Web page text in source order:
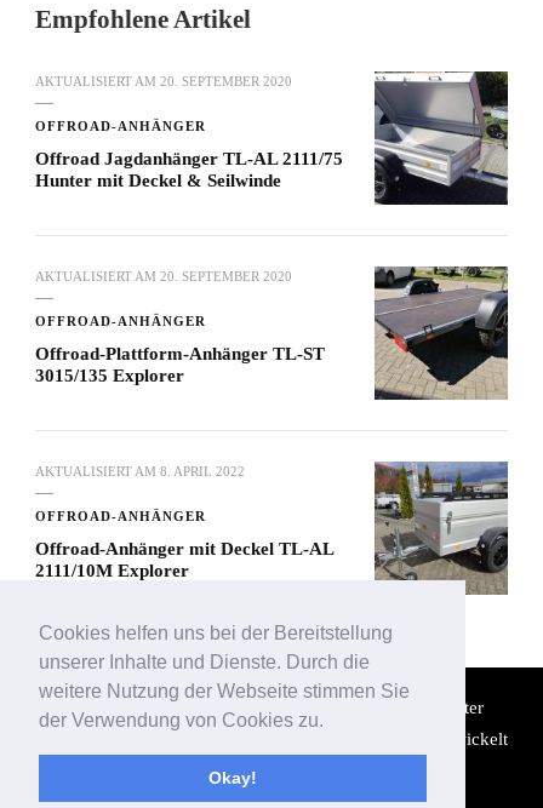
Cookies helfen uns bei der Bereitstellung
unserer Inhalte und Dienste. Durch die
weitere Nutzung der Webseite stimmen Sie
der Verwendung von Cookies zu.
Okay!
Empfohlene Artikel
AKTUALISIERT AM 20. SEPTEMBER 2020
OFFROAD-ANHÄNGER
Offroad Jagdanhänger TL-AL 2111/75
Hunter mit Deckel & Seilwinde
AKTUALISIERT AM 20. SEPTEMBER 2020
OFFROAD-ANHÄNGER
Offroad-Plattform-Anhänger TL-ST
3015/135 Explorer
AKTUALISIERT AM 8. APRIL 2022
OFFROAD-ANHÄNGER
Offroad-Anhänger mit Deckel TL-AL
2111/10M Explorer
© Copyright 2026
Böckmann Offroad Anhänger Center
Yummy Recipe | Entwickelt
Blossom Themes . Präsentiert von
Datenschutzerklärung